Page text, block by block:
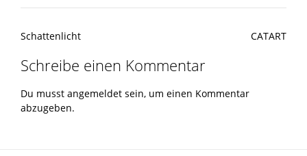
Post
Schattenlicht CATART
Schreibe einen Kommentar
Du musst angemeldet sein, um einen Kommentar
abzugeben.